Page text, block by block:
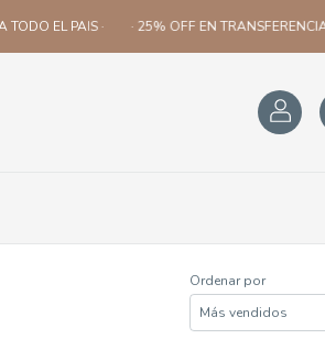
EL PAIS · · 25% OFF EN TRANSFERENCIA ·
Ordenar por